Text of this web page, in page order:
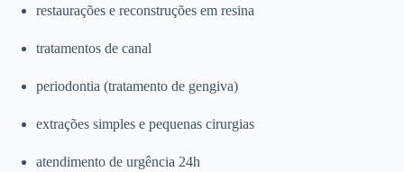
restaurações e reconstruções em resina
tratamentos de canal
periodontia (tratamento de gengiva)
extrações simples e pequenas cirurgias
atendimento de urgência 24h